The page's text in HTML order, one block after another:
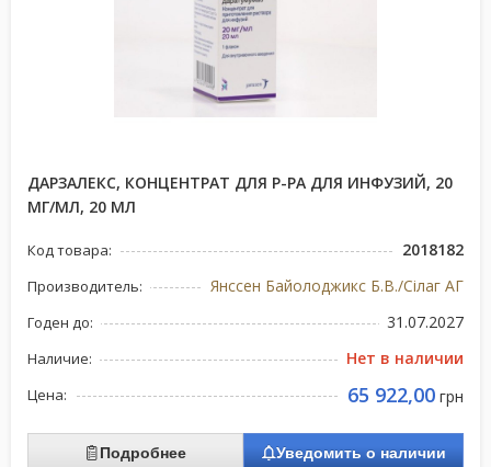
ДАРЗАЛЕКС, КОНЦЕНТРАТ ДЛЯ Р-РА ДЛЯ ИНФУЗИЙ, 20
МГ/МЛ, 20 МЛ
Код товара: 2018182
Производитель: Янссен Байолоджикс Б.В./Сілаг АГ
Годен до: 31.07.2027
Наличие: Нет в наличии
Цена: 65 922,00 грн
Подробнее Уведомить о наличии